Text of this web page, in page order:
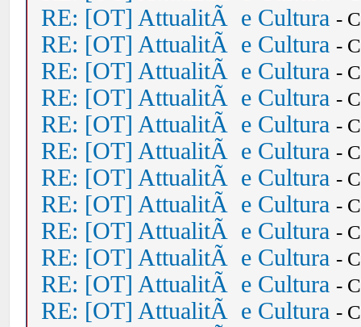
RE: [OT] AttualitÃ e Cultura -
RE: [OT] AttualitÃ e Cultura -
RE: [OT] AttualitÃ e Cultura -
RE: [OT] AttualitÃ e Cultura -
RE: [OT] AttualitÃ e Cultura -
RE: [OT] AttualitÃ e Cultura -
RE: [OT] AttualitÃ e Cultura -
RE: [OT] AttualitÃ e Cultura -
RE: [OT] AttualitÃ e Cultura -
RE: [OT] AttualitÃ e Cultura -
RE: [OT] AttualitÃ e Cultura -
RE: [OT] AttualitÃ e Cultura -